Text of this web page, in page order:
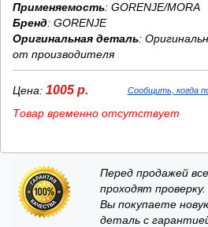
Применяемость: GORENJE/MORA
Бренд: GORENJE
Оригинальная деталь:
от производителя
Цена: 1005 р. Сообщить, когда
Товар временно отсутствует
Перед продажей
проходят проверку.
Вы покупаете
деталь с